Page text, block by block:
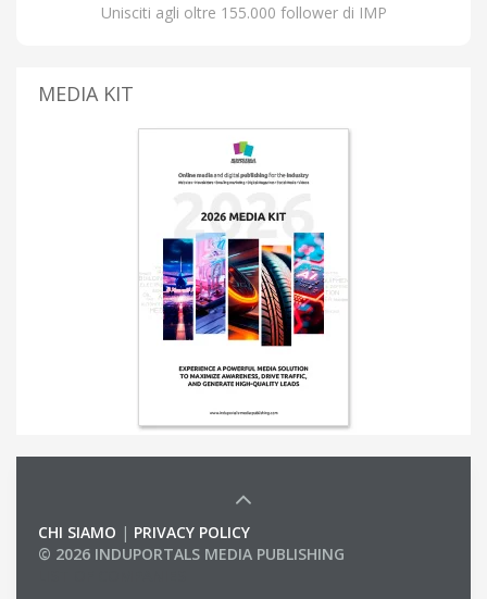
Unisciti agli oltre 155.000 follower di IMP
MEDIA KIT
CHI SIAMO | PRIVACY POLICY
© 2026 INDUPORTALS MEDIA PUBLISHING